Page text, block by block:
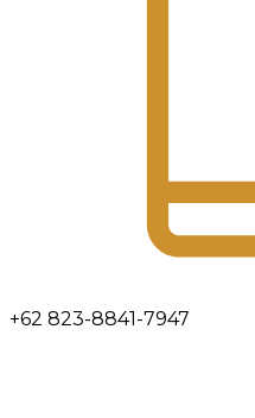
+62 823-8841-7947